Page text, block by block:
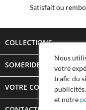
Satisfait ou
COLLECTIONS
SOMERIDE STORY
VOTRE COMPTE
Nous
votre
trafic du
et notre